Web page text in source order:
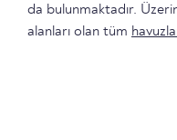
da bulunmaktadır.
alanları olan tüm